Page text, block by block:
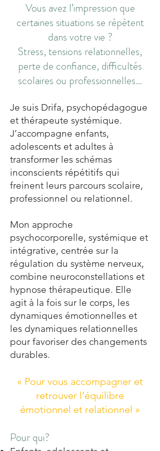
Vous avez l’impression que
certaines situations se répètent
dans votre vie ?
Stress, tensions relationnelles,
perte de confiance, difficultés
scolaires ou professionnelles…
Je suis Drifa, psychopédagogue
et thérapeute systémique.
J’accompagne enfants,
adolescents et adultes à
transformer les schémas
inconscients répétitifs qui
freinent leurs parcours scolaire,
professionnel ou relationnel.
Mon approche
psychocorporelle, systémique et
intégrative, centrée sur la
régulation du système nerveux,
combine neuroconstellations et
hypnose thérapeutique. Elle
agit à la fois sur le corps, les
dynamiques émotionnelles et
les dynamiques relationnelles
pour favoriser des changements
durables.
« Pour vous accompagner et
retrouver l’équilibre
émotionnel et relationnel »
Pour qui?